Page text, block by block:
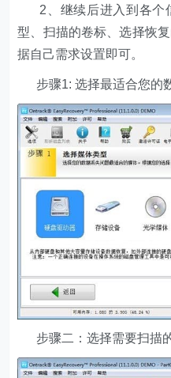
2、继续后进入到各个
型、扫描的卷标、选择恢
据自己需求设置即可。
步骤1: 选择最适合您的
步骤二：选择需要扫描的